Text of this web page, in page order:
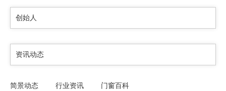
创始人
资讯动态
简景动态 行业资讯 门窗百科